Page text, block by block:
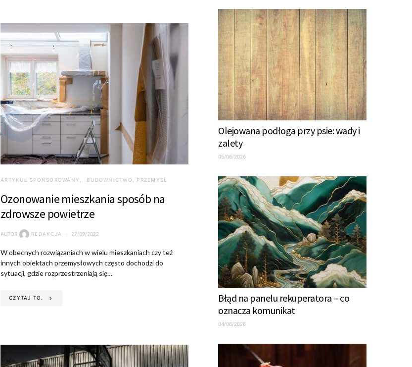
ARTYKUŁ SPONSOROWANY BUDOWNICTWO, PRZEMYSŁ
Ozonowanie mieszkania sposób na
zdrowsze powietrze
AUTOR REDAKCJA 27/09/2022
W obecnych rozwiązaniach w wielu mieszkaniach czy też
innych obiektach przemysłowych często dochodzi do
sytuacji, gdzie rozprzestrzeniają się…
CZYTAJ TO.
Olejowana podłoga przy psie: wady i
zalety
05/06/2026
Błąd na panelu rekuperatora – co
oznacza komunikat
04/06/2026